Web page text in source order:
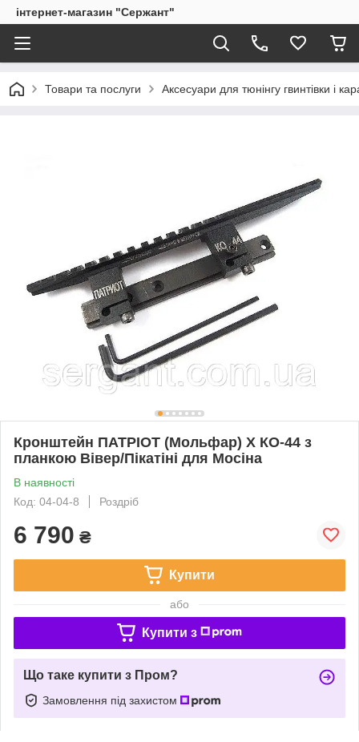
інтернет-магазин "Сержант"
Товари та послуги Аксесуари для тюнінгу гвинтівки і
Кронштейн ПАТРІОТ (Мольфар) Х КО-44 з
планкою Вівер/Пікатіні для Мосіна
В наявності
Код: 04-04-8
Роздріб
6 790 ₴
Купити
або
Купити з
Що таке купити з Пром?
Замовлення під захистом